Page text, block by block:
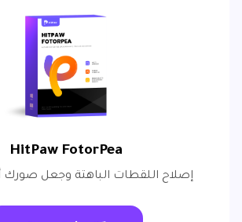
HitPaw FotorPea
إصلاح اللقطات الباهتة وجعل صورك